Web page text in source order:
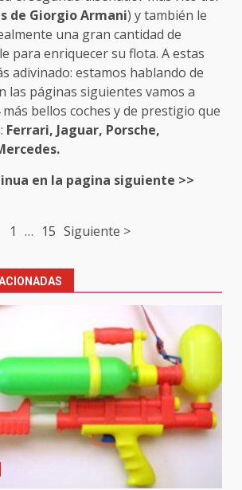
de Giorgio Armani) y también le
una gran cantidad de
para enriquecer su flota. A estas
adivinado: estamos hablando de
las páginas siguientes vamos a
bellos coches y de prestigio que
Ferrari, Jaguar, Porsche,
en la pagina siguiente >>
1 … 15 Siguiente >